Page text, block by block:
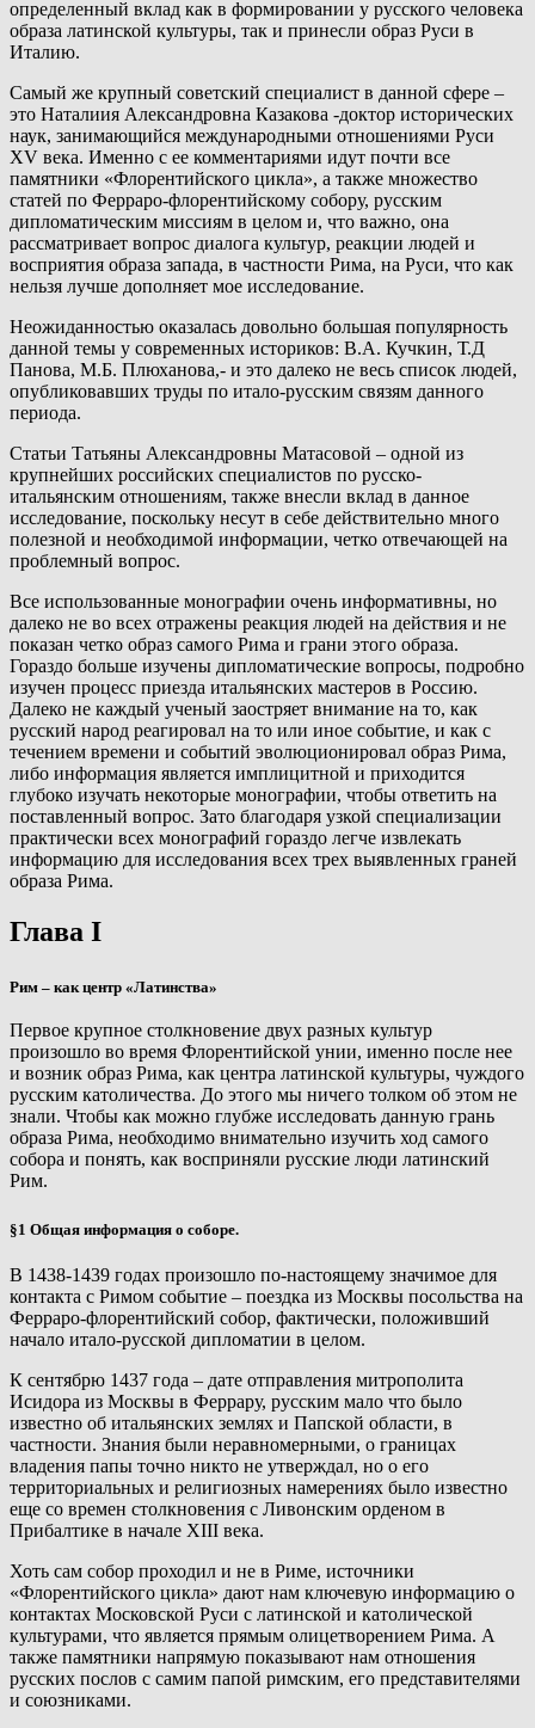
определенный вклад как в формировании у русского человека
образа латинской культуры, так и принесли образ Руси в
Италию.
Самый же крупный советский специалист в данной сфере –
это Наталиия Александровна Казакова -доктор исторических
наук, занимающийся международными отношениями Руси
XV века. Именно с ее комментариями идут почти все
памятники «Флорентийского цикла», а также множество
статей по Ферраро-флорентийскому собору, русским
дипломатическим миссиям в целом и, что важно, она
рассматривает вопрос диалога культур, реакции людей и
восприятия образа запада, в частности Рима, на Руси, что как
нельзя лучше дополняет мое исследование.
Неожиданностью оказалась довольно большая популярность
данной темы у современных историков: В.А. Кучкин, Т.Д
Панова, М.Б. Плюханова,- и это далеко не весь список людей,
опубликовавших труды по итало-русским связям данного
периода.
Статьи Татьяны Александровны Матасовой – одной из
крупнейших российских специалистов по русско-
итальянским отношениям, также внесли вклад в данное
исследование, поскольку несут в себе действительно много
полезной и необходимой информации, четко отвечающей на
проблемный вопрос.
Все использованные монографии очень информативны, но
далеко не во всех отражены реакция людей на действия и не
показан четко образ самого Рима и грани этого образа.
Гораздо больше изучены дипломатические вопросы, подробно
изучен процесс приезда итальянских мастеров в Россию.
Далеко не каждый ученый заостряет внимание на то, как
русский народ реагировал на то или иное событие, и как с
течением времени и событий эволюционировал образ Рима,
либо информация является имплицитной и приходится
глубоко изучать некоторые монографии, чтобы ответить на
поставленный вопрос. Зато благодаря узкой специализации
практически всех монографий гораздо легче извлекать
информацию для исследования всех трех выявленных граней
образа Рима.
Глава I
Рим – как центр «Латинства»
Первое крупное столкновение двух разных культур
произошло во время Флорентийской унии, именно после нее
и возник образ Рима, как центра латинской культуры, чуждого
русским католичества. До этого мы ничего толком об этом не
знали. Чтобы как можно глубже исследовать данную грань
образа Рима, необходимо внимательно изучить ход самого
собора и понять, как восприняли русские люди латинский
Рим.
§1 Общая информация о соборе.
В 1438-1439 годах произошло по-настоящему значимое для
контакта с Римом событие – поездка из Москвы посольства на
Ферраро-флорентийский собор, фактически, положивший
начало итало-русской дипломатии в целом.
К сентябрю 1437 года – дате отправления митрополита
Исидора из Москвы в Феррару, русским мало что было
известно об итальянских землях и Папской области, в
частности. Знания были неравномерными, о границах
владения папы точно никто не утверждал, но о его
территориальных и религиозных намерениях было известно
еще со времен столкновения с Ливонским орденом в
Прибалтике в начале XIII века.
Хоть сам собор проходил и не в Риме, источники
«Флорентийского цикла» дают нам ключевую информацию о
контактах Московской Руси с латинской и католической
культурами, что является прямым олицетворением Рима. А
также памятники напрямую показывают нам отношения
русских послов с самим папой римским, его представителями
и союзниками.